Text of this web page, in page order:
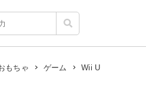
もちゃ ゲーム Wii U